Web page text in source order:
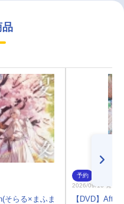
品
そらる×まふま
予約
2026/09/16 発売
【DVD】